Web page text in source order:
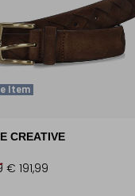
Item
CREATIVE
€ 191,99